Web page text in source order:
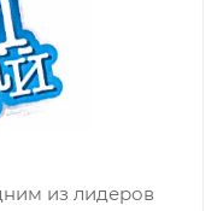
из лидеров